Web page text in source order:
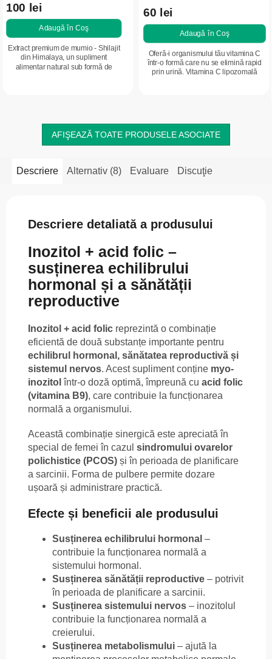
100 lei
Adaugă în Coş
Extract premium de mumio - Shilajit
din Himalaya, un supliment
alimentar natural sub formă de
60 lei
Adaugă în Coş
Oferă-i organismului tău vitamina C
într-o formă care nu se elimină rapid
prin urină. Vitamina C lipozomală
AFIŞEAZĂ TOATE PRODUSELE ASOCIATE
Descriere Alternativ (8) Evaluare Discuţie
Descriere detaliată a produsului
Inozitol + acid folic –
susținerea echilibrului
hormonal și a sănătății
reproductive
Inozitol + acid folic reprezintă o combinație
eficientă de două substanțe importante pentru
echilibrul hormonal, sănătatea reproductivă și
sistemul nervos. Acest supliment conține myo-
inozitol într-o doză optimă, împreună cu acid folic
(vitamina B9), care contribuie la funcționarea
normală a organismului.
Această combinație sinergică este apreciată în
special de femei în cazul sindromului ovarelor
polichistice (PCOS) și în perioada de planificare
a sarcinii. Forma de pulbere permite dozare
ușoară și administrare practică.
Efecte și beneficii ale produsului
Susținerea echilibrului hormonal –
contribuie la funcționarea normală a
sistemului hormonal.
Susținerea sănătății reproductive – potrivit
în perioada de planificare a sarcinii.
Susținerea sistemului nervos – inozitolul
contribuie la funcționarea normală a
creierului.
Susținerea metabolismului – ajută la